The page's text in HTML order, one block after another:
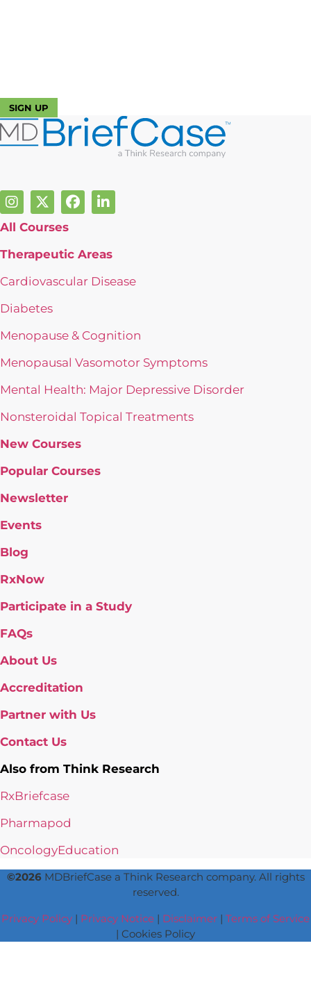
SIGN UP
All Courses
Therapeutic Areas
Cardiovascular Disease
Diabetes
Menopause & Cognition
Menopausal Vasomotor Symptoms
Mental Health: Major Depressive Disorder
Nonsteroidal Topical Treatments
New Courses
Popular Courses
Newsletter
Events
Blog
RxNow
Participate in a Study
FAQs
About Us
Accreditation
Partner with Us
Contact Us
Also from Think Research
RxBriefcase
Pharmapod
OncologyEducation
©2026MDBriefCase a Think Research company. All rights
reserved.
Privacy Policy | Privacy Notice | Disclaimer | Terms of Service
| Cookies Policy